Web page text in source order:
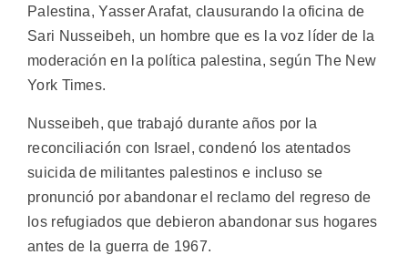
Palestina, Yasser Arafat, clausurando la oficina de
Sari Nusseibeh, un hombre que es la voz líder de la
moderación en la política palestina, según The New
York Times.
Nusseibeh, que trabajó durante años por la
reconciliación con Israel, condenó los atentados
suicida de militantes palestinos e incluso se
pronunció por abandonar el reclamo del regreso de
los refugiados que debieron abandonar sus hogares
antes de la guerra de 1967.